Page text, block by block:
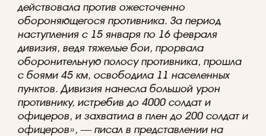
действовала против ожесточенно
обороняющегося противника. За период
наступления с 15 января по 16 февраля
дивизия, ведя тяжелые бои, прорвала
оборонительную полосу противника, прошла
с боями 45 км, освободила 11 населенных
пунктов. Дивизия нанесла большой урон
противнику, истребив до 4000 солдат и
офицеров, и захватила в плен до 200 солдат и
офицеров», —писал в представлении на